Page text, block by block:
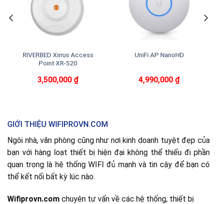
RIVERBED Xirrus Access
Point XR-520
3,500,000 ₫
UniFi AP NanoHD
4,990,000 ₫
GIỚI THIỆU WIFIPROVN.COM
Ngôi nhà, văn phòng cũng như nơi kinh doanh tuyệt đẹp của
bạn với hàng loạt thiết bị hiện đại không thể thiếu đi phần
quan trọng là hệ thống WIFI đủ mạnh và tin cậy để bạn có
thể kết nối bất kỳ lúc nào.
Wifiprovn.com chuyên tư vấn về các hệ thống, thiết bị